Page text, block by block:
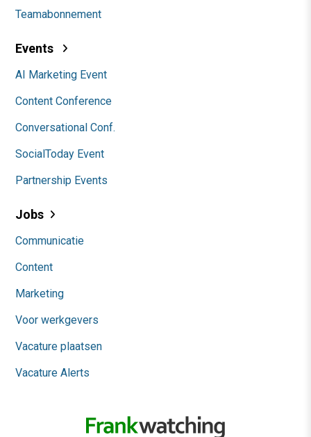
Teamabonnement
Events
AI Marketing Event
Content Conference
Conversational Conf.
SocialToday Event
Partnership Events
Jobs
Communicatie
Content
Marketing
Voor werkgevers
Vacature plaatsen
Vacature Alerts